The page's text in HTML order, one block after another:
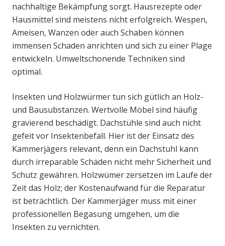
nachhaltige Bekämpfung sorgt. Hausrezepte oder
Hausmittel sind meistens nicht erfolgreich. Wespen,
Ameisen, Wanzen oder auch Schaben können
immensen Schaden anrichten und sich zu einer Plage
entwickeln. Umweltschonende Techniken sind
optimal.
Insekten und Holzwürmer tun sich gütlich an Holz-
und Bausubstanzen. Wertvolle Möbel sind häufig
gravierend beschädigt. Dachstühle sind auch nicht
gefeit vor Insektenbefall. Hier ist der Einsatz des
Kammerjägers relevant, denn ein Dachstuhl kann
durch irreparable Schäden nicht mehr Sicherheit und
Schutz gewähren. Holzwümer zersetzen im Laufe der
Zeit das Holz; der Kostenaufwand für die Reparatur
ist beträchtlich. Der Kammerjäger muss mit einer
professionellen Begasung umgehen, um die
Insekten zu vernichten.